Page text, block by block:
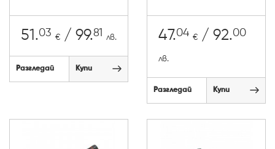
51.03 € / 99.81 лв.
Разгледай Купи
47.04 € / 92.00
лв.
Разгледай Купи